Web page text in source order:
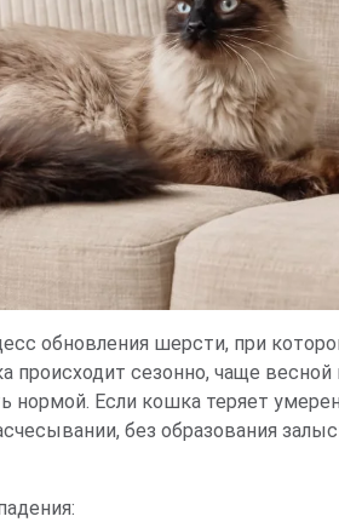
обновления шерсти, при
происходит сезонно, чаще
Если кошка теряет
без образования